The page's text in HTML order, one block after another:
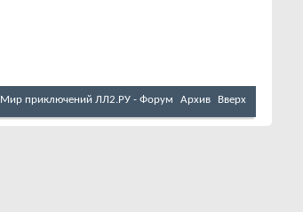
Мир приключений ЛЛ2.РУ - Форум Архив Вверх